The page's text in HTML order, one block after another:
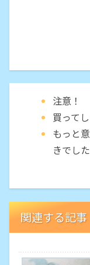
注意！
買って
もっと
きでした
関連する記事